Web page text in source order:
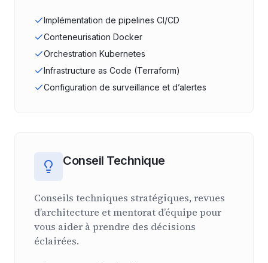
Implémentation de pipelines CI/CD
Conteneurisation Docker
Orchestration Kubernetes
Infrastructure as Code (Terraform)
Configuration de surveillance et d’alertes
Conseil Technique
Conseils techniques stratégiques, revues
d’architecture et mentorat d’équipe pour
vous aider à prendre des décisions
éclairées.